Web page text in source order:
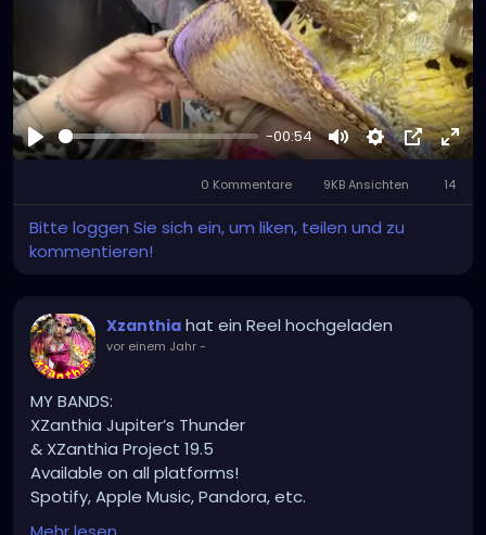
Abspielen
-00:54
StummSettings
Bild-
0 Kommentare 9KB Ansichten 14
Bitte loggen Sie sich ein, um liken, teilen und zu
kommentieren!
Xzanthia hat ein Reel hochgeladen
vor einem Jahr-
MY BANDS:
XZanthia Jupiter’s Thunder
& XZanthia Project 19.5
Available on all platforms!
Spotify, Apple Music, Pandora, etc.
SEARCH: XZanthia 😘 XZanthia.com